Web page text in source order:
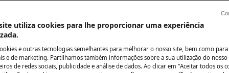
manual de utilizador do seu
Precisa de
Não se
utiliza cookies para lhe proporcionar uma experiência
e outras tecnologias semelhantes para melhorar o nosso site, bem como
e de marketing. Partilhamos também informações sobre a sua utilização do nosso
de redes sociais, publicidade e análise de dados. Ao clicar em "Aceitar todos os